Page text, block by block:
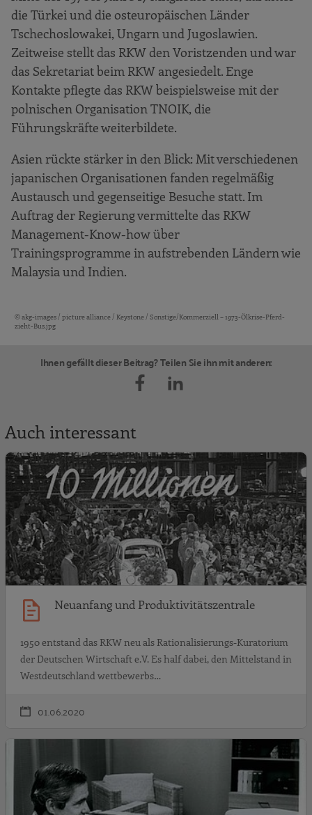
die Türkei und die osteuropäischen Länder
Tschechoslowakei, Ungarn und Jugoslawien.
Zeitweise stellt das RKW den Voristzenden und war
das Sekretariat beim RKW angesiedelt. Enge
Kontakte pflegte das RKW beispielsweise mit der
polnischen Organisation TNOIK, die
Führungskräfte weiterbildete.
Asien rückte stärker in den Blick: Mit verschiedenen
japanischen Organisationen fanden regelmäßig
Austausch und gegenseitige Besuche statt. Im
Auftrag der Regierung vermittelte das RKW
Management-Know-how über
Trainingsprogramme in aufstrebenden Ländern wie
Malaysia und Indien.
Bildquellen und Copyright-Hinweise
© akg-images / picture alliance / Keystone / Sonstige/Kommerziell – 1973-Ölkrise-Pferd-
zieht-Bus.jpg
Ihnen gefällt dieser Beitrag? Teilen Sie ihn mit anderen:
Auch interessant
Neuanfang und Produktivitätszentrale
1950 entstand das RKW neu als Rationalisierungs-Kuratorium
der Deutschen Wirtschaft e.V. Es half dabei, den Mittelstand in
Westdeutschland wettbewerbs…
01.06.2020